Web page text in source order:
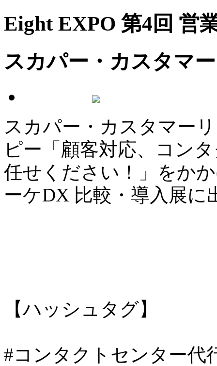
Eight EXPO 第4回 営
スカパー・カスタマ
スカパー・カスタマー
ピー「顧客対応、コン
任せください！」をか
ーケDX 比較・導入展に
【ハッシュタグ】
#コンタクトセンター代